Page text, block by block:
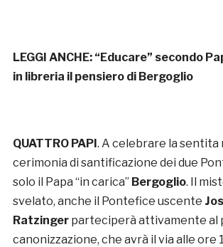
LEGGI ANCHE: “Educare” secondo
in libreria il pensiero di Bergoglio
QUATTRO PAPI. A celebrare la sentita
cerimonia di santificazione dei due
solo il Papa “in carica” Bergoglio. Il
svelato, anche il Pontefice uscente
Ratzinger parteciperà attivamente al
canonizzazione, che avrà il via alle ore